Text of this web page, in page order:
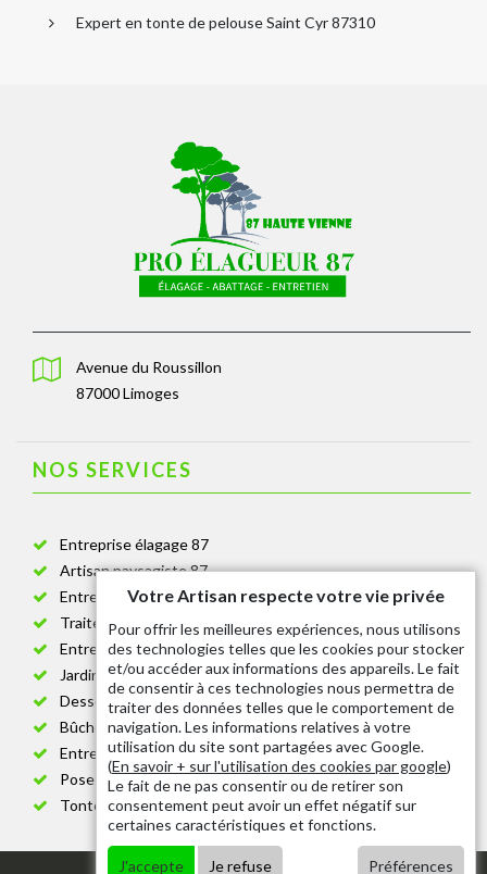
Expert en tonte de pelouse Saint Cyr 87310
Avenue du Roussillon
87000 Limoges
NOS SERVICES
Entreprise élagage 87
Artisan paysagiste 87
Entreprise de jardinage 87
Traitement anti-chenille 87
Entreprise abattage arbre 87
Jardinier taille de haie 87
Dessouchage arbre et haie 87
Bûcheron 87
Entretien espace vert cimetière 87
Pose et changement grillage et clôture 87
Tonte de pelouse 87
Votre Artisan respecte votre vie privée
Pour offrir les meilleures expériences, nous utilisons
des technologies telles que les cookies pour stocker
et/ou accéder aux informations des appareils. Le fait
de consentir à ces technologies nous permettra de
traiter des données telles que le comportement de
navigation. Les informations relatives à votre
utilisation du site sont partagées avec Google.
(En savoir + sur l'utilisation des cookies par google)
Le fait de ne pas consentir ou de retirer son
consentement peut avoir un effet négatif sur
certaines caractéristiques et fonctions.
J'accepte Je refuse Préférences